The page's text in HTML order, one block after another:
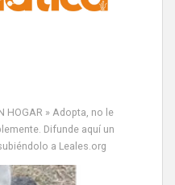
HOGAR » Adopta, no le
Difunde aquí un
a Leales.org